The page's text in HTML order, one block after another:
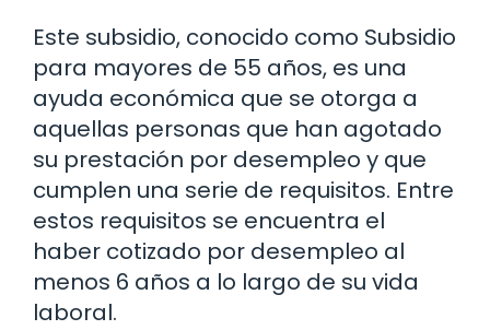
Este subsidio, conocido como Subsidio
para mayores de 55 años, es una
ayuda económica que se otorga a
aquellas personas que han agotado
su prestación por desempleo y que
cumplen una serie de requisitos. Entre
estos requisitos se encuentra el
haber cotizado por desempleo al
menos 6 años a lo largo de su vida
laboral.